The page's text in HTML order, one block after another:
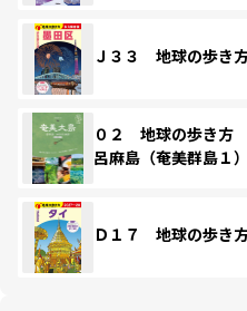
Ｊ３３ 地球の歩き
０２ 地球の歩き
呂麻島（奄美群島１
Ｄ１７ 地球の歩き